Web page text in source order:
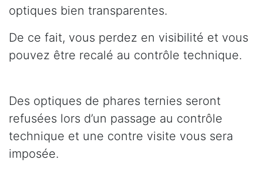
optiques bien transparentes.
De ce fait, vous perdez en visibilité et vous
pouvez être recalé au contrôle technique.
Des optiques de phares ternies seront
refusées lors d’un passage au contrôle
technique et une contre visite vous sera
imposée.